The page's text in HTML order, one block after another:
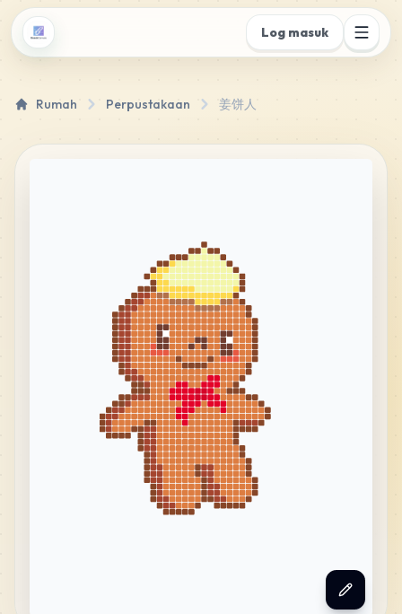
Log masuk
Rumah Perpustakaan 姜饼人